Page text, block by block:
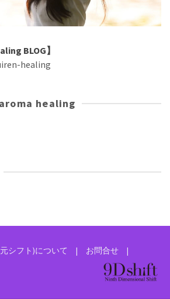
BLOG】
healing
healing
シフト)について | お問合せ|